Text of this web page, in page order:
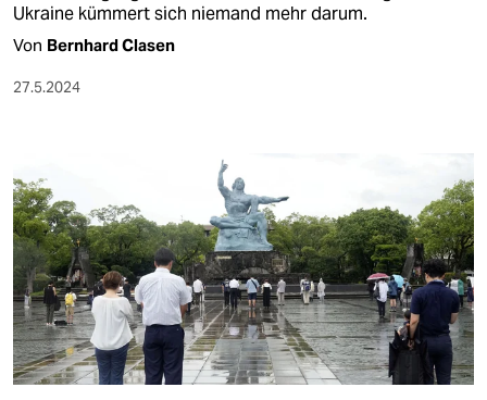
Ukraine kümmert sich niemand mehr darum.
Von Bernhard Clasen
27.5.2024